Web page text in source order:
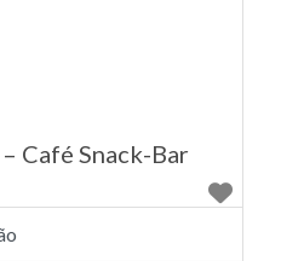
Café Snack-Bar